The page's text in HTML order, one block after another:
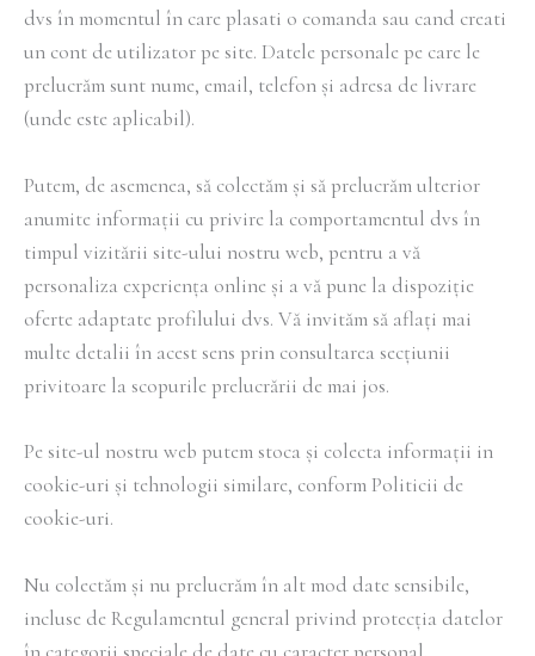
dvs în momentul în care plasati o comanda sau cand creati
un cont de utilizator pe site. Datele personale pe care le
prelucrăm sunt nume, email, telefon și adresa de livrare
(unde este aplicabil).
Putem, de asemenea, să colectăm și să prelucrăm ulterior
anumite informații cu privire la comportamentul dvs în
timpul vizitării site-ului nostru web, pentru a vă
personaliza experiența online și a vă pune la dispoziție
oferte adaptate profilului dvs. Vă invităm să aflați mai
multe detalii în acest sens prin consultarea secțiunii
privitoare la scopurile prelucrării de mai jos.
Pe site-ul nostru web putem stoca și colecta informații in
cookie-uri și tehnologii similare, conform Politicii de
cookie-uri.
Nu colectăm și nu prelucrăm în alt mod date sensibile,
incluse de Regulamentul general privind protecția datelor